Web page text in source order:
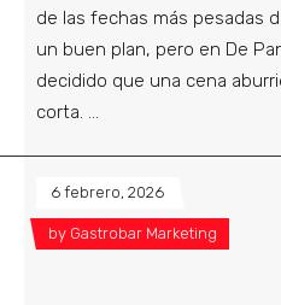
de las fechas más pesadas
un buen plan, pero en De
decidido que una cena
corta.
6 febrero, 2026
by Gastrobar Marketing